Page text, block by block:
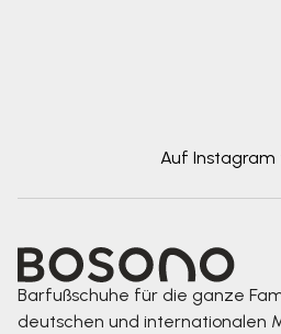
Auf Instagram
Barfußschuhe für die ganze
deutschen und internationalen